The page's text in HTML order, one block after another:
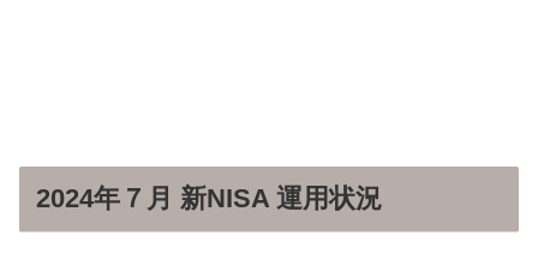
2024年７月 新NISA 運用状況